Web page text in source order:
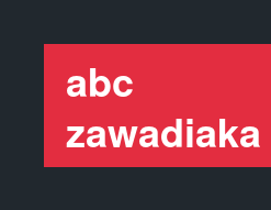
abc
zawadiaka